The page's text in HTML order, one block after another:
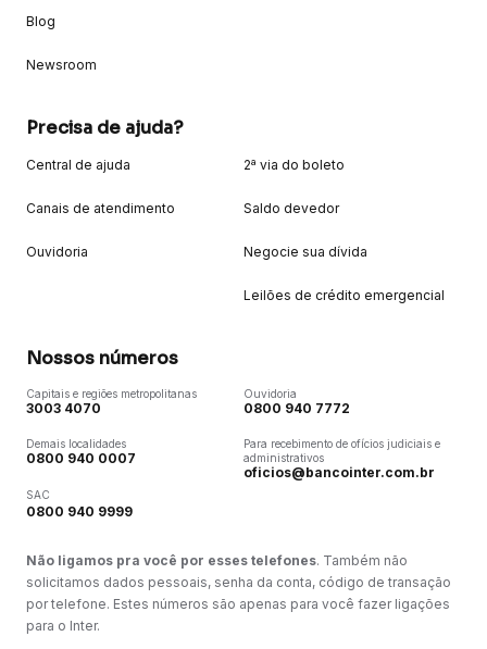
Blog
Newsroom
Precisa de ajuda?
Central de ajuda
Canais de atendimento
Ouvidoria
2ª via do boleto
Saldo devedor
Negocie sua dívida
Leilões de crédito emergencial
Nossos números
Capitais e regiões metropolitanas
3003 4070
Demais localidades
0800 940 0007
SAC
0800 940 9999
Ouvidoria
0800 940 7772
Para recebimento de ofícios judiciais e
administrativos
oficios@bancointer.com.br
Não ligamos pra você por esses telefones. Também não
solicitamos dados pessoais, senha da conta, código de transação
por telefone. Estes números são apenas para você fazer ligações
para o Inter.